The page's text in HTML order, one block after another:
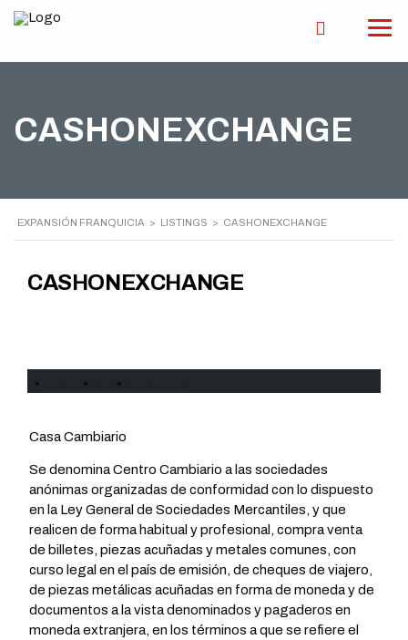
CASHONEXCHANGE
EXPANSIÓN FRANQUICIA > LISTINGS > CASHONEXCHANGE
CASHONEXCHANGE
Historia Ficha
Casa Cambiario
Se denomina Centro Cambiario a las sociedades
anónimas organizadas de conformidad con lo dispuesto
en la Ley General de Sociedades Mercantiles, y que
realicen de forma habitual y profesional, compra venta
de billetes, piezas acuñadas y metales comunes, con
curso legal en el país de emisión, de cheques de viajero,
de piezas metálicas acuñadas en forma de moneda y de
documentos a la vista denominados y pagaderos en
moneda extranjera, en los términos a que se refiere el